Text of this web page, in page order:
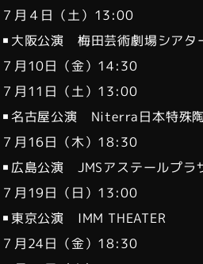
７月４日（土）13:00
▪︎大阪公演 梅田芸術劇場シアタ
７月10日（金）14:30
７月11日（土）13:00
▪︎名古屋公演 Niterra日本特殊
７月16日（木）18:30
▪︎広島公演 JMSアステールプラ
７月19日（日）13:00
▪︎東京公演 IMM THEATER
７月24日（金）18:30